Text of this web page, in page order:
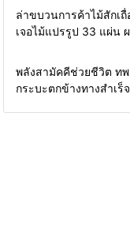
ล่าขบวนการค้าไม้สักเ
เจอไม้แปรรูป 33 แผ่น
จังหวัด
พลังสามัคคีช่วยชีวิต ท
กระบะตกข้างทางสำเร็